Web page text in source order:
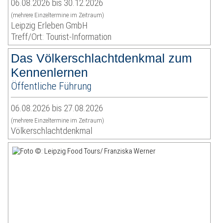
06.08.2026 bis 30.12.2026
(mehrere Einzeltermine im Zeitraum)
Leipzig Erleben GmbH
Treff/Ort: Tourist-Information
Das Völkerschlachtdenkmal zum
Kennenlernen
Öffentliche Führung
06.08.2026 bis 27.08.2026
(mehrere Einzeltermine im Zeitraum)
Völkerschlachtdenkmal